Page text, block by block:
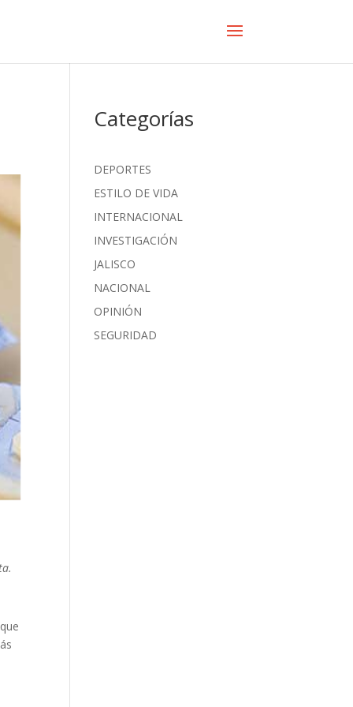
Categorías
DEPORTES
ESTILO DE VIDA
INTERNACIONAL
INVESTIGACIÓN
JALISCO
NACIONAL
OPINIÓN
SEGURIDAD